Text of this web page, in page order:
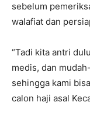
sebelum
walafiat dan
“Tadi kita antri
medis, dan
sehingga kami
calon haji asal